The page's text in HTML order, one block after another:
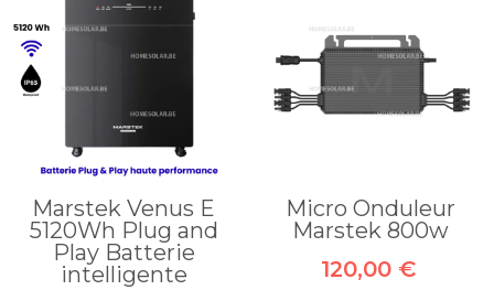
Marstek Venus E
5120Wh Plug and
Play Batterie
intelligente
Micro Onduleur
Marstek 800w
120,00 €